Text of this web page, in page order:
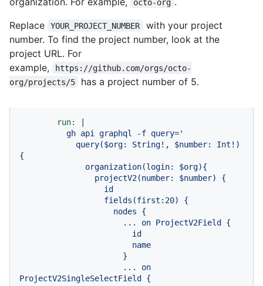
octo-org
Replace
YOUR_PROJECT_NUMBER
with your project
number. To find the project number, look at the
project URL. For
example,
https://github.com/orgs/octo-
org/projects/5
has a project number of 5.
run:
|
{
ProjectV2SingleSelectField {